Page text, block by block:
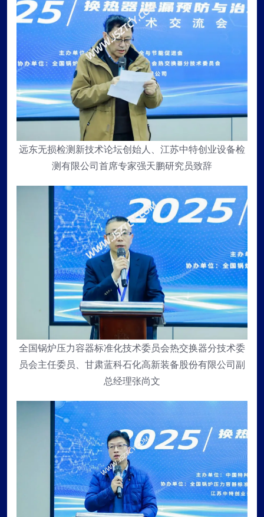
远东无损检测新技术论坛创始人、江苏中特创业设备检
测有限公司首席专家强天鹏研究员致辞
全国锅炉压力容器标准化技术委员会热交换器分技术委
员会主任委员、甘肃蓝科石化高新装备股份有限公司副
总经理张尚文